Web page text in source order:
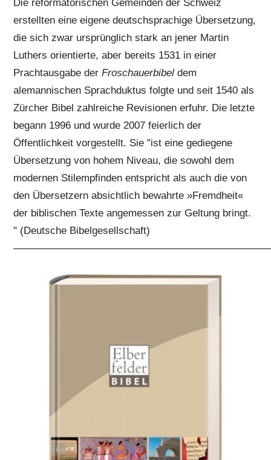
Die reformatorischen Gemeinden der Schweiz
erstellten eine eigene deutschsprachige Übersetzung,
die sich zwar ursprünglich stark an jener Martin
Luthers orientierte, aber bereits 1531 in einer
Prachtausgabe derFroschauerbibeldem
alemannischen Sprachduktus folgte und seit 1540 als
Zürcher Bibel zahlreiche Revisionen erfuhr. Die letzte
begann 1996 und wurde 2007 feierlich der
Öffentlichkeit vorgestellt. Sie "ist eine gediegene
Übersetzung von hohem Niveau, die sowohl dem
modernen Stilempfinden entspricht als auch die von
den Übersetzern absichtlich bewahrte »Fremdheit«
der biblischen Texte angemessen zur Geltung bringt.
" (Deutsche Bibelgesellschaft)